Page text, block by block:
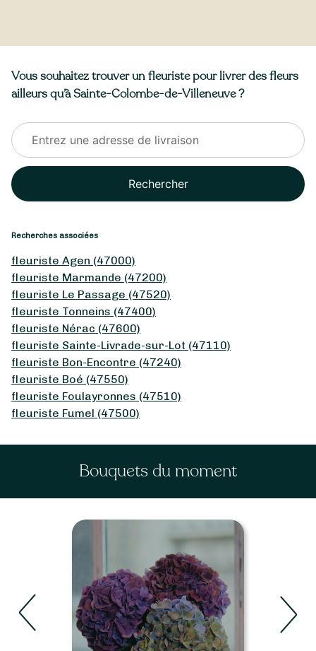
Vous souhaitez trouver un fleuriste pour livrer des fleurs
ailleurs qu’à Sainte-Colombe-de-Villeneuve ?
Rechercher
Recherches associées
fleuriste Agen (47000)
fleuriste Marmande (47200)
fleuriste Le Passage (47520)
fleuriste Tonneins (47400)
fleuriste Nérac (47600)
fleuriste Sainte-Livrade-sur-Lot (47110)
fleuriste Bon-Encontre (47240)
fleuriste Boé (47550)
fleuriste Foulayronnes (47510)
fleuriste Fumel (47500)
Bouquets du moment